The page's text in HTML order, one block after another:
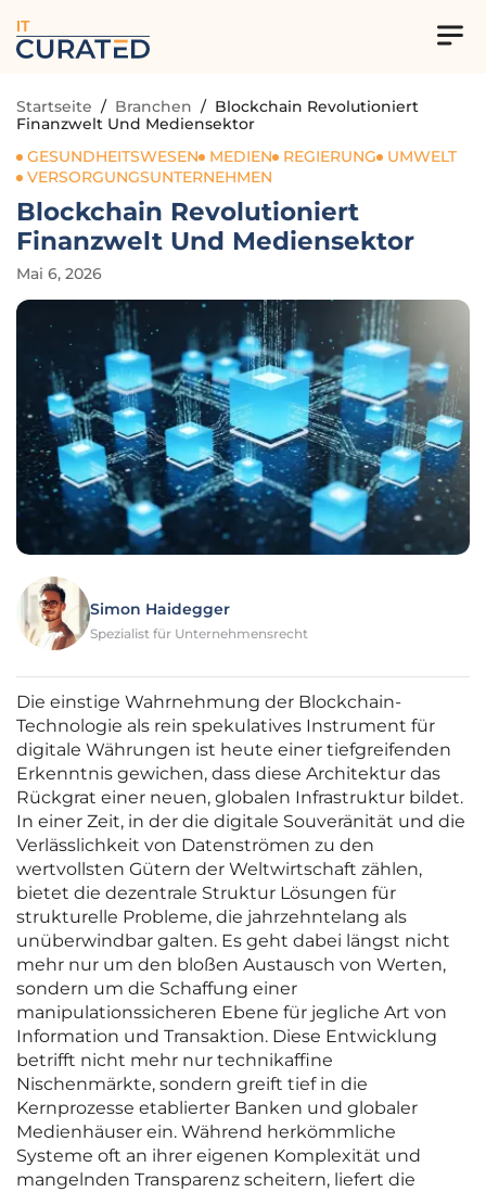
IT
Startseite / Branchen / Blockchain Revolutioniert
Finanzwelt Und Mediensektor
GESUNDHEITSWESEN
MEDIEN REGIERUNG
UMWELT
VERSORGUNGSUNTERNEHMEN
Blockchain Revolutioniert
Finanzwelt Und Mediensektor
Mai 6, 2026
Simon Haidegger
Spezialist für Unternehmensrecht
Die einstige Wahrnehmung der Blockchain-
Technologie als rein spekulatives Instrument für
digitale Währungen ist heute einer tiefgreifenden
Erkenntnis gewichen, dass diese Architektur das
Rückgrat einer neuen, globalen Infrastruktur bildet.
In einer Zeit, in der die digitale Souveränität und die
Verlässlichkeit von Datenströmen zu den
wertvollsten Gütern der Weltwirtschaft zählen,
bietet die dezentrale Struktur Lösungen für
strukturelle Probleme, die jahrzehntelang als
unüberwindbar galten. Es geht dabei längst nicht
mehr nur um den bloßen Austausch von Werten,
sondern um die Schaffung einer
manipulationssicheren Ebene für jegliche Art von
Information und Transaktion. Diese Entwicklung
betrifft nicht mehr nur technikaffine
Nischenmärkte, sondern greift tief in die
Kernprozesse etablierter Banken und globaler
Medienhäuser ein. Während herkömmliche
Systeme oft an ihrer eigenen Komplexität und
mangelnden Transparenz scheitern, liefert die